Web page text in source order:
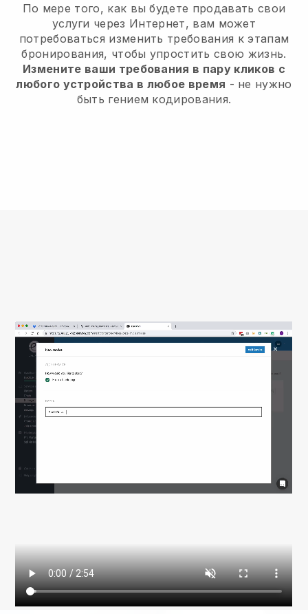
По мере того, как вы будете продавать свои
услуги через Интернет, вам может
потребоваться изменить требования к этапам
бронирования, чтобы упростить свою жизнь.
Измените ваши требования в пару кликов с
любого устройства в любое время - не нужно
быть гением кодирования.